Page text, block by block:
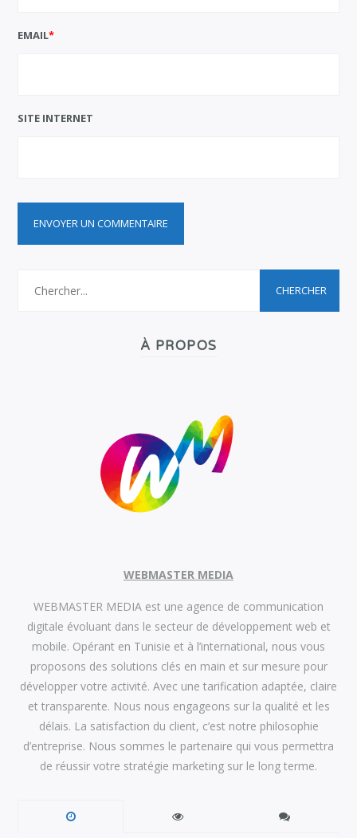
EMAIL*
SITE INTERNET
À PROPOS
WEBMASTER MEDIA
WEBMASTER MEDIA est une agence de communication
digitale évoluant dans le secteur de développement web et
mobile. Opérant en Tunisie et à l’international, nous vous
proposons des solutions clés en main et sur mesure pour
développer votre activité. Avec une tarification adaptée, claire
et transparente. Nous nous engageons sur la qualité et les
délais. La satisfaction du client, c’est notre philosophie
d’entreprise. Nous sommes le partenaire qui vous permettra
de réussir votre stratégie marketing sur le long terme.